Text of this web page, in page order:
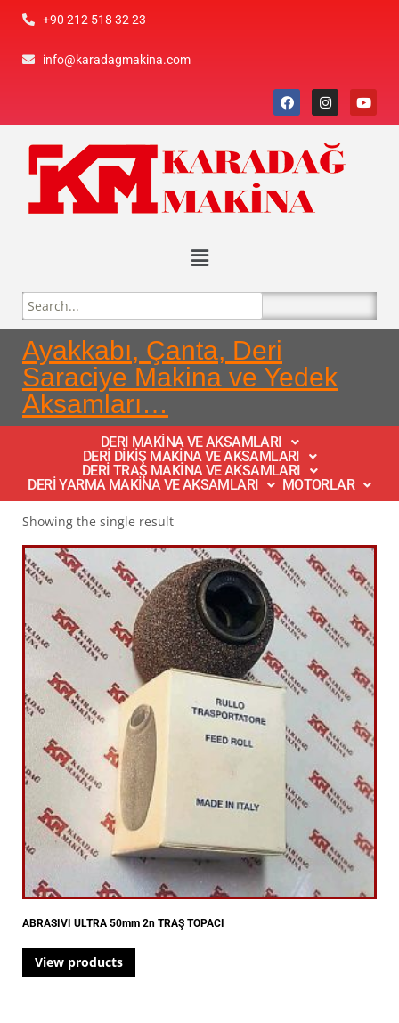
+90 212 518 32 23
info@karadagmakina.com
Ayakkabı, Çanta, Deri
Saraciye Makina ve Yedek
Aksamları…
DERI MAKİNA VE AKSAMLARI
DERİ DİKİŞ MAKİNA VE AKSAMLARI
DERİ TRAŞ MAKİNA VE AKSAMLARI
DERİ YARMA MAKİNA VE AKSAMLARI
MOTORLAR
Showing the single result
ABRASIVI ULTRA 50mm 2n TRAŞ TOPACI
View products